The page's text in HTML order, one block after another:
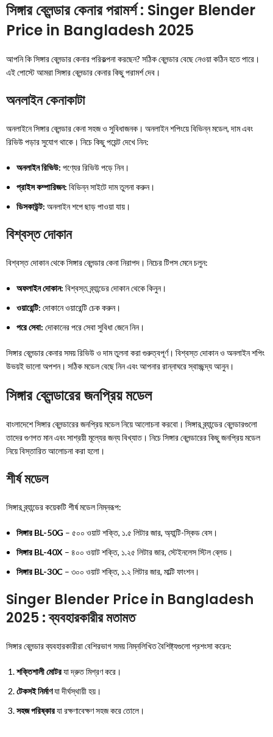
সিঙ্গার ব্লেন্ডার কেনার পরামর্শ : Singer Blender
Price in Bangladesh 2025
আপনি কি সিঙ্গার ব্লেন্ডার কেনার পরিকল্পনা করছেন? সঠিক ব্লেন্ডার বেছে নেওয়া কঠিন হতে পারে।
এই পোস্টে আমরা সিঙ্গার ব্লেন্ডার কেনার কিছু পরামর্শ দেব।
অনলাইন কেনাকাটা
অনলাইনে সিঙ্গার ব্লেন্ডার কেনা সহজ ও সুবিধাজনক। অনলাইন শপিংয়ে বিভিন্ন মডেল, দাম এবং
রিভিউ পড়ার সুযোগ থাকে। নিচে কিছু পয়েন্ট দেখে নিন:
অনলাইন রিভিউ: পণ্যের রিভিউ পড়ে নিন।
প্রাইস কম্পারিজন: বিভিন্ন সাইটে দাম তুলনা করুন।
ডিসকাউন্ট: অনলাইন শপে ছাড় পাওয়া যায়।
বিশ্বস্ত দোকান
বিশ্বস্ত দোকান থেকে সিঙ্গার ব্লেন্ডার কেনা নিরাপদ। নিচের টিপস মেনে চলুন:
অফলাইন দোকান: বিশ্বস্ত ব্র্যান্ডের দোকান থেকে কিনুন।
ওয়ারেন্টি: দোকানে ওয়ারেন্টি চেক করুন।
পরে সেবা: দোকানের পরে সেবা সুবিধা জেনে নিন।
সিঙ্গার ব্লেন্ডার কেনার সময় রিভিউ ও দাম তুলনা করা গুরুত্বপূর্ণ। বিশ্বস্ত দোকান ও অনলাইন শপিং
উভয়ই ভালো অপশন। সঠিক মডেল বেছে নিন এবং আপনার রান্নাঘরে স্বাচ্ছন্দ্য আনুন।
সিঙ্গার ব্লেন্ডারের জনপ্রিয় মডেল
বাংলাদেশে সিঙ্গার ব্লেন্ডারের জনপ্রিয় মডেল নিয়ে আলোচনা করবো। সিঙ্গার ব্র্যান্ডের ব্লেন্ডারগুলো
তাদের গুণগত মান এবং সাশ্রয়ী মূল্যের জন্য বিখ্যাত। নিচে সিঙ্গার ব্লেন্ডারের কিছু জনপ্রিয় মডেল
নিয়ে বিস্তারিত আলোচনা করা হলো।
শীর্ষ মডেল
সিঙ্গার ব্র্যান্ডের কয়েকটি শীর্ষ মডেল নিম্নরূপ:
সিঙ্গার BL-50G – ৫০০ ওয়াট শক্তি, ১.৫ লিটার জার, অ্যান্টি-স্কিড বেস।
সিঙ্গার BL-40X – ৪০০ ওয়াট শক্তি, ১.২৫ লিটার জার, স্টেইনলেস স্টিল ব্লেড।
সিঙ্গার BL-30C – ৩০০ ওয়াট শক্তি, ১.২ লিটার জার, মাল্টি ফাংশন।
Singer Blender Price in Bangladesh
2025 : ব্যবহারকারীর মতামত
সিঙ্গার ব্লেন্ডার ব্যবহারকারীরা বেশিরভাগ সময় নিম্নলিখিত বৈশিষ্ট্যগুলো প্রশংসা করেন:
শক্তিশালী মোটরযা দ্রুত মিশ্রণ করে।
টেকসই নির্মাণযা দীর্ঘস্থায়ী হয়।
সহজ পরিষ্কারযা রক্ষণাবেক্ষণ সহজ করে তোলে।